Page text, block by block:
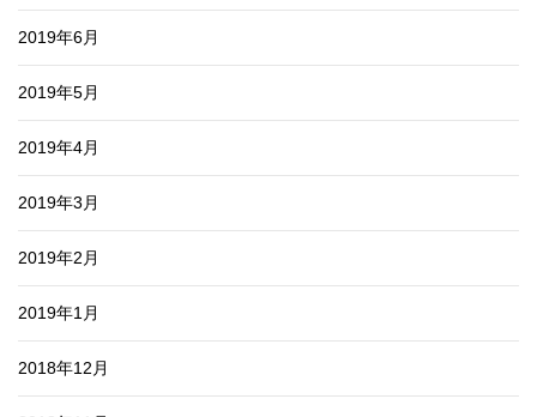
2019年6月
2019年5月
2019年4月
2019年3月
2019年2月
2019年1月
2018年12月